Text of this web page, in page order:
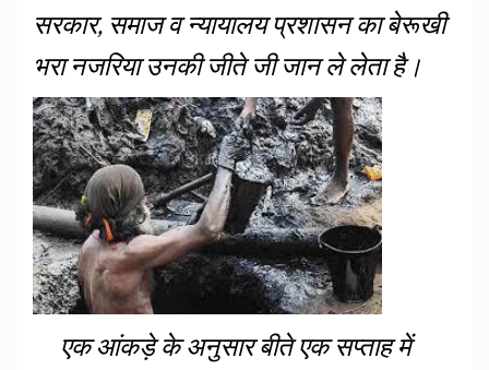
सरकार, समाज व न्यायालय प्रशासन का बेरूखी
भरा नजरिया उनकी जीते जी जान ले लेता है।
एक आंकड़े के अनुसार बीते एक सप्ताह में